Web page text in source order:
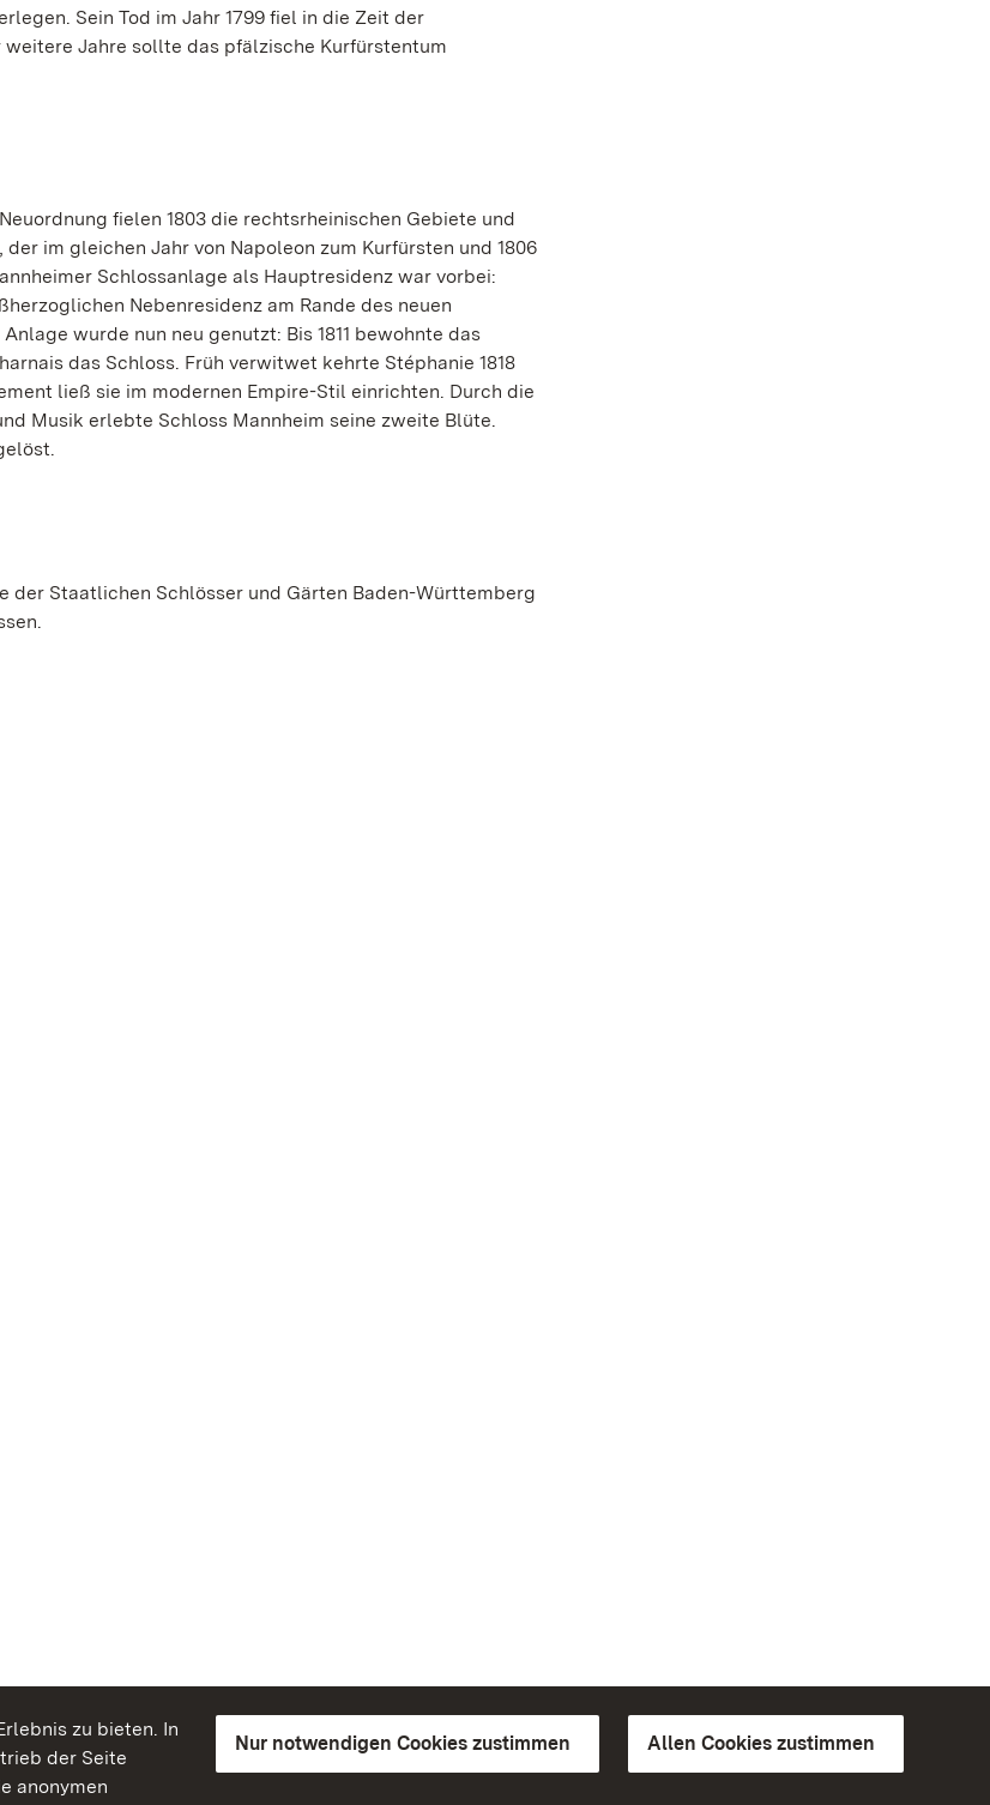
zu bieten. In
der Seite
anonymen
Nur notwendigen Cookies zustimmen Allen Cookies zustimmen
Sein Tod im Jahr 1799 fiel in die Zeit der
Jahre sollte das pfälzische Kurfürstentum
fielen 1803 die rechtsrheinischen Gebiete und
im gleichen Jahr von Napoleon zum Kurfürsten und 1806
Schlossanlage als Hauptresidenz war vorbei:
Nebenresidenz am Rande des neuen
wurde nun neu genutzt: Bis 1811 bewohnte das
das Schloss. Früh verwitwet kehrte Stéphanie 1818
ließ sie im modernen Empire-Stil einrichten. Durch die
Musik erlebte Schloss Mannheim seine zweite Blüte.
Staatlichen Schlösser und Gärten Baden-Württemberg